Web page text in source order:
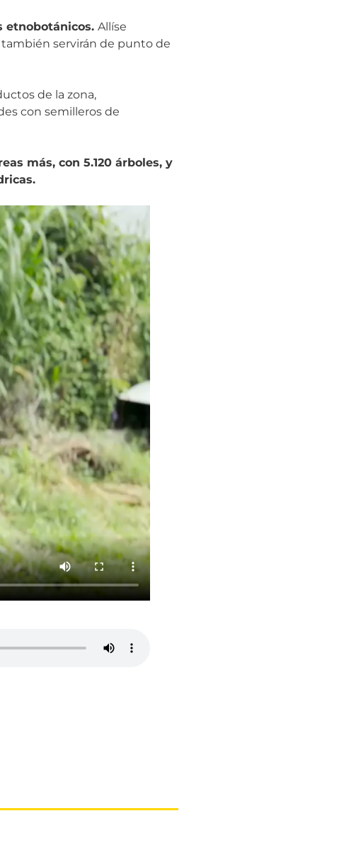
etnobotánicos. Allíse
servirán de punto de
de la zona,
con semilleros de
más, con 5.120 árboles, y